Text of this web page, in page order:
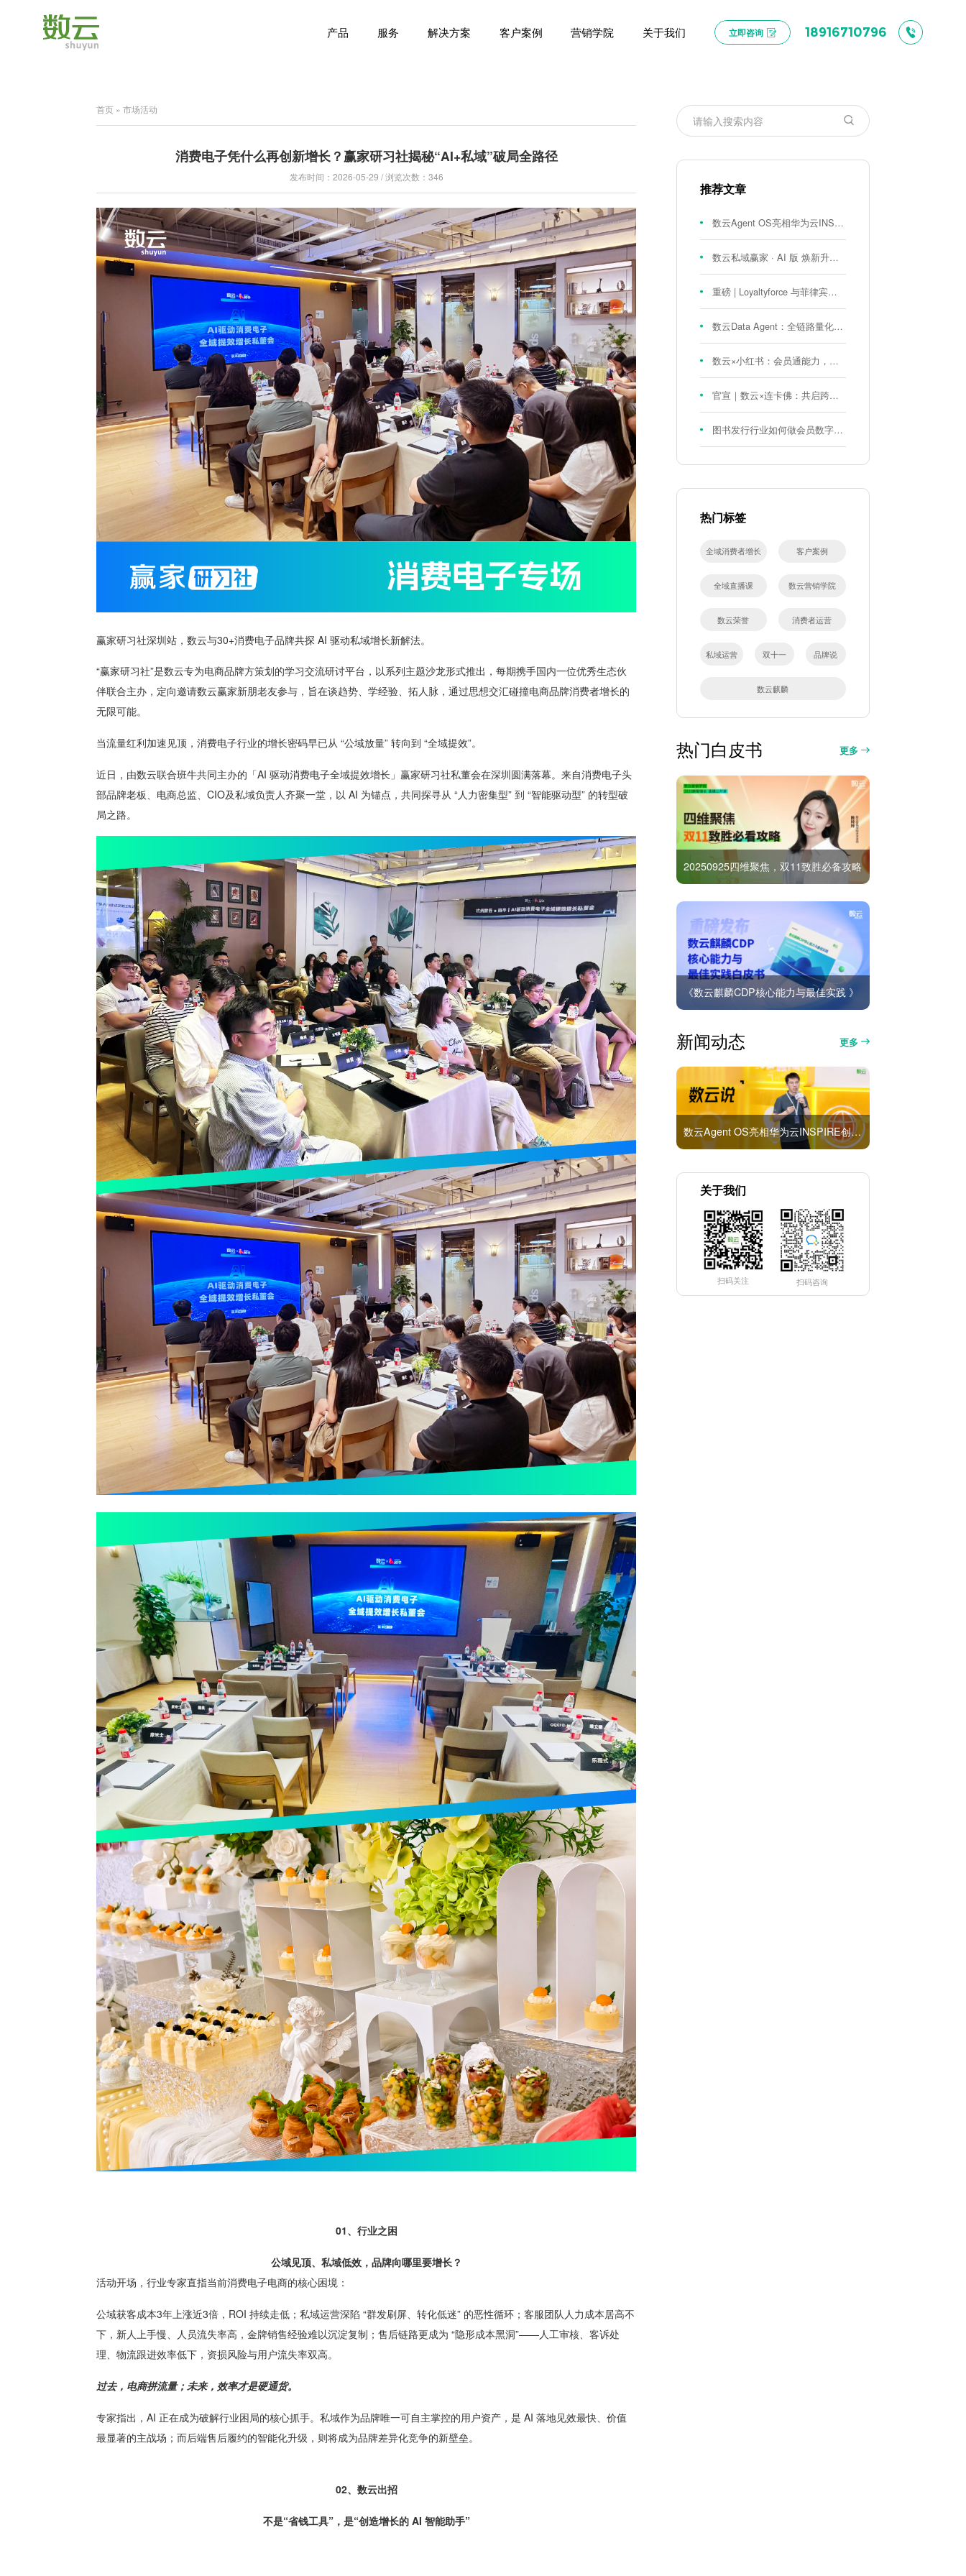
产品 服务 解决方案 客户案例 营销学院 关于我们 立即咨询 18916710796
首页 »市场活动
消费电子凭什么再创新增长？赢家研习社揭秘“AI+私域”破局全路径
发布时间：2026-05-29 / 浏览次数：346
赢家研习社深圳站，数云与30+消费电子品牌共探 AI 驱动私域增长新解法。
“赢家研习社”是数云专为电商品牌方策划的学习交流研讨平台，以系列主题沙龙形式推出，每期携手国内一位优秀生态伙
伴联合主办，定向邀请数云赢家新朋老友参与，旨在谈趋势、学经验、拓人脉，通过思想交汇碰撞电商品牌消费者增长的
无限可能。
当流量红利加速见顶，消费电子行业的增长密码早已从 “公域放量” 转向到 “全域提效”。
近日，由数云联合班牛共同主办的「AI 驱动消费电子全域提效增长」赢家研习社私董会在深圳圆满落幕。来自消费电子头
部品牌老板、电商总监、CIO及私域负责人齐聚一堂，以 AI 为锚点，共同探寻从 “人力密集型” 到 “智能驱动型” 的转型破
局之路。
01、行业之困
公域见顶、私域低效，品牌向哪里要增长？
活动开场，行业专家直指当前消费电子电商的核心困境：
公域获客成本3年上涨近3倍，ROI 持续走低；私域运营深陷 “群发刷屏、转化低迷” 的恶性循环；客服团队人力成本居高不
下，新人上手慢、人员流失率高，金牌销售经验难以沉淀复制；售后链路更成为 “隐形成本黑洞”——人工审核、客诉处
理、物流跟进效率低下，资损风险与用户流失率双高。
过去，电商拼流量； 未来，效率才是硬通货。
专家指出，AI 正在成为破解行业困局的核心抓手。私域作为品牌唯一可自主掌控的用户资产，是 AI 落地见效最快、价值
最显著的主战场；而后端售后履约的智能化升级，则将成为品牌差异化竞争的新壁垒。
02、数云出招
不是“省钱工具”，是“创造增长的 AI 智能助手”
推荐文章
数云Agent OS亮相华为云INSPIRE创想者大会：以AI重构消费者运营与零售营销新范式
数云私域赢家 · AI 版 焕新升级！
重磅 | Loyaltyforce 与菲律宾零售巨头 SM 集团达成战略合作，携手开启 SMAC 会员数智化运营新征程
数云Data Agent：全链路量化评测体系，炼就零售数据分析精准力
数云×小红书：会员通能力，重磅发布！
官宣｜数云×连卡佛：共启跨境会员运营新征程，重塑消费联结新体验
图书发行行业如何做会员数字化?河南新华书店给打了个样！
热门标签
全域消费者增长 客户案例
全域直播课 数云营销学院
数云荣誉 消费者运营
私域运营 双十一 品牌说
数云麒麟
热门白皮书 更多
20250925四维聚焦，双11致胜必备攻略
《数云麒麟CDP核心能力与最佳实践 》
新闻动态 更多
数云Agent OS亮相华为云INSPIRE创想者大会：以AI重构消费者运营与零售营销新范式
关于我们
扫码关注 扫码咨询